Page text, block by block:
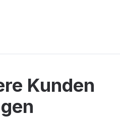
Kunden